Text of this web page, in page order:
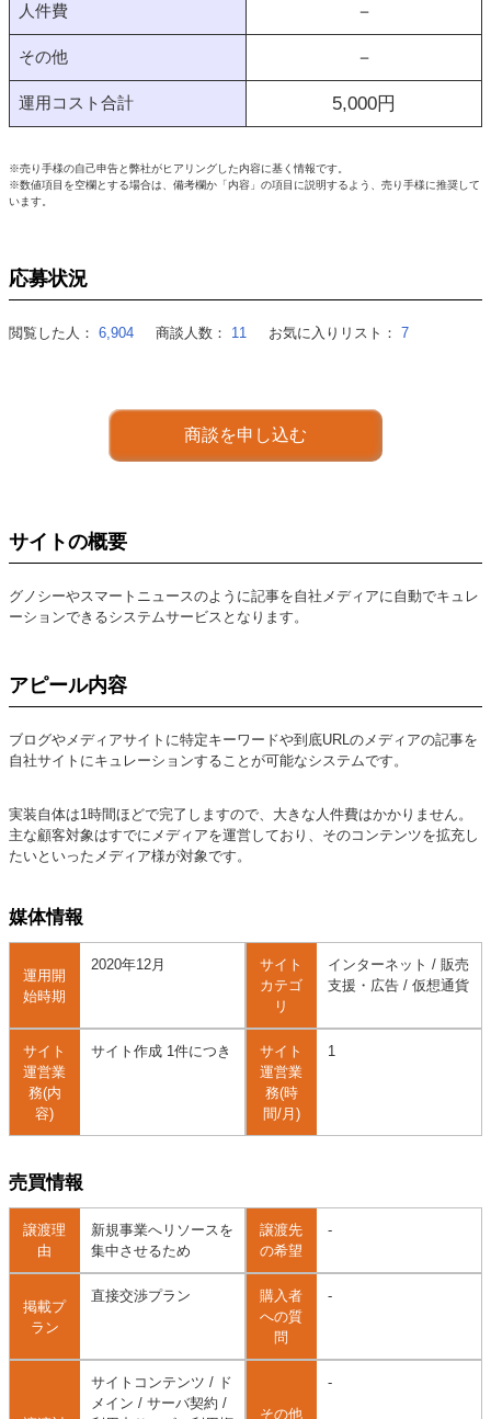
人件費 －
その他 －
運用コスト合計 5,000円
※売り手様の自己申告と弊社がヒアリングした内容に基く情報です。
※数値項目を空欄とする場合は、備考欄か「内容」の項目に説明するよう、売り手様に推奨して
います。
応募状況
閲覧した人： 6,904 商談人数： 11 お気に入りリスト： 7
商談を申し込む
サイトの概要
グノシーやスマートニュースのように記事を自社メディアに自動でキュレ
ーションできるシステムサービスとなります。
アピール内容
ブログやメディアサイトに特定キーワードや到底URLのメディアの記事を
自社サイトにキュレーションすることが可能なシステムです。
実装自体は1時間ほどで完了しますので、大きな人件費はかかりません。
主な顧客対象はすでにメディアを運営しており、そのコンテンツを拡充し
たいといったメディア様が対象です。
媒体情報
運用開
始時期
2020年12月
サイト
カテゴ
リ
インターネット / 販売
支援・広告 / 仮想通貨
サイト
運営業
務(内
容)
サイト作成 1件につき
サイト
運営業
務(時
間/月)
1
売買情報
譲渡理
由
新規事業へリソースを
集中させるため
譲渡先
の希望
-
掲載プ
ラン
直接交渉プラン
購入者
への質
問
-
サイトコンテンツ / ド
メイン / サーバ契約 /
その他
-